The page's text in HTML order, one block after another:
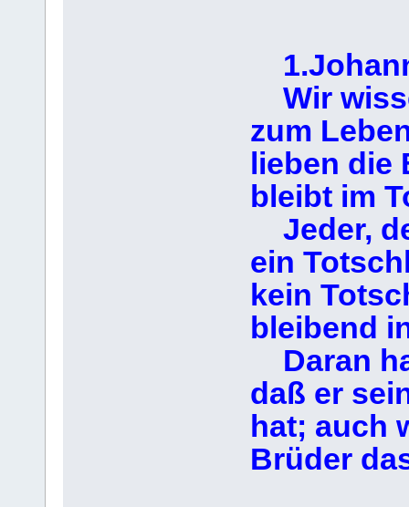
Wir
zum
lieben die
bleibt im
Jeder,
ein
kein
bleibend
Daran
daß er
hat; auch
Brüder